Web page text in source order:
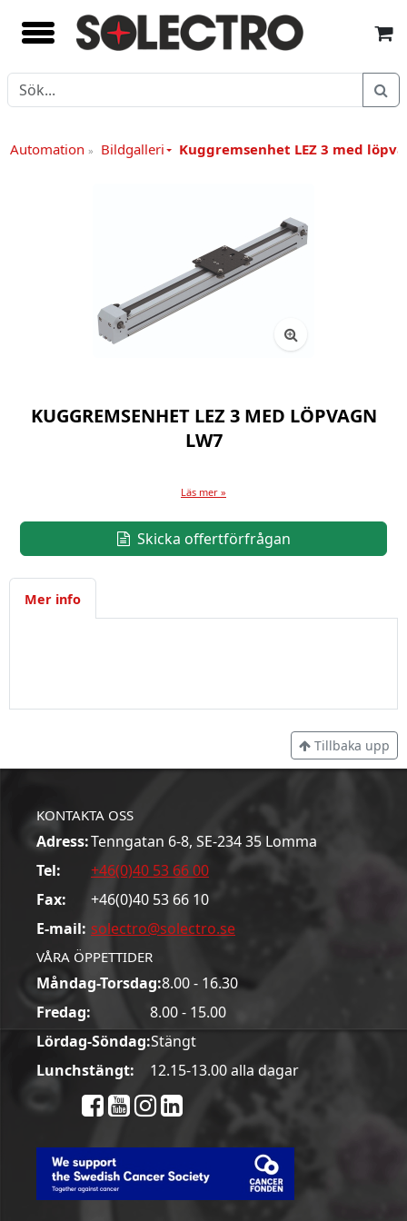
Automation » Bildgalleri Kuggremsenhet LEZ 3 med
KUGGREMSENHET LEZ 3 MED LÖPVAGN
LW7
Läs mer »
Skicka offertförfrågan
Mer info
Tillbaka upp
KONTAKTA OSS
Adress:Tenngatan 6-8, SE-234 35 Lomma
Tel:
+46(0)40 53 66 00
Fax:
+46(0)40 53 66 10
E-mail: solectro@solectro.se
VÅRA ÖPPETTIDER
Måndag-Torsdag:8.00 - 16.30
Fredag:
8.00 - 15.00
Lördag-Söndag:Stängt
Lunchstängt:
12.15-13.00 alla dagar